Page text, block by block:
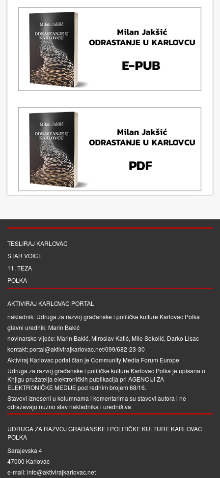
TESLIRAJ KARLOVAC
STAR VOICE
11. TEZA
POLKA
AKTIVIRAJ KARLOVAC PORTAL
nakladnik: Udruga za razvoj građanske i političke kulture Karlovac Polka
glavni urednik: Marin Bakić
novinarsko vijeće: Marin Bakić, Miroslav Katić, Mile Sokolić, Darko Lisac
kontakt: portal@aktivirajkarlovac.net/099/682-23-30
Aktiviraj Karlovac portal član je Community Media Forum Europe
Udruga za razvoj građanske i političke kulture Karlovac Polka je upisana u
Knjigu pružatelja elektroničkih publikacija pri AGENCIJI ZA
ELEKTRONIČKE MEDIJEpod rednim brojem 68/16.
Stavovi izneseni u kolumnama i komentarima su stavovi autora i ne
odražavaju nužno stav nakladnika i uredništva
UDRUGA ZA RAZVOJ GRAĐANSKE I POLITIČKE KULTURE KARLOVAC
POLKA
Sarajevska 4
47000 Karlovac
e-mail: info@aktivirajkarlovac.net